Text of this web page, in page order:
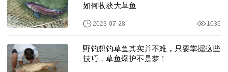
如何收获大草鱼
2023-07-28 1036
野钓想钓草鱼其实并不难，只要掌握这些
技巧，草鱼爆护不是梦！